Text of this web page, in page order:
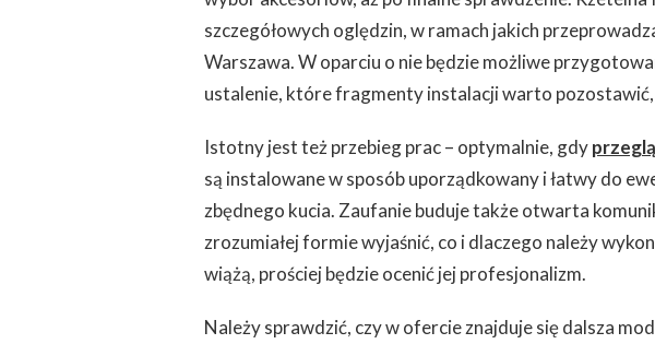
TEGO
szczegółowych oględzin, w ramach jakich
Warszawa. W oparciu o nie będzie możliwe
ustalenie, które fragmenty instalacji warto
Istotny jest też przebieg prac – optymalnie, gdy
są instalowane w sposób uporządkowany i łatwy do
zbędnego kucia. Zaufanie buduje także otwarta
zrozumiałej formie wyjaśnić, co i dlaczego należy
wiążą, prościej będzie ocenić jej profesjonalizm.
Należy sprawdzić, czy w ofercie znajduje się dalsza